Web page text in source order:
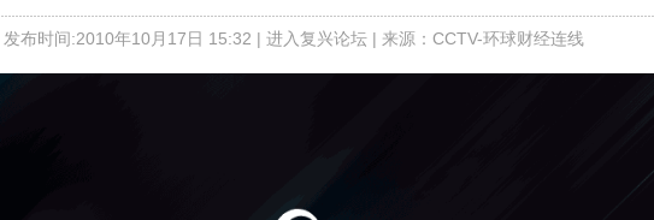
发布时间:2010年10月17日 15:32 | 进入复兴论坛 | 来源：CCTV-环球财经连线